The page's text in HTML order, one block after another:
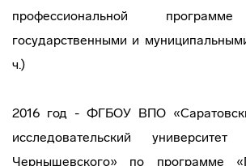
профессиональной
государственными и
ч.)
2016 год - ФГБОУ ВПО
исследовательский
Чернышевского» по программе